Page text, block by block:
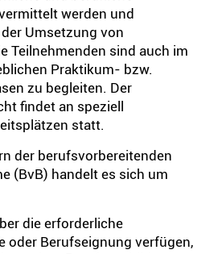
werden und
Umsetzung von
Teilnehmenden sind auch im
Praktikum- bzw.
zu begleiten. Der
findet an speziell
statt.
der berufsvorbereitenden
(BvB) handelt es sich um
die erforderliche
oder Berufseignung verfügen,